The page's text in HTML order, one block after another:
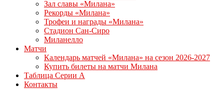
Зал славы «Милана»
Рекорды «Милана»
Трофеи и награды «Милана»
Стадион Сан-Сиро
Миланелло
Матчи
Календарь матчей «Милана» на сезон 2026-2027
Купить билеты на матчи Милана
Таблица Серии А
Контакты